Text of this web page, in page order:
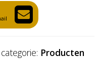
Producten